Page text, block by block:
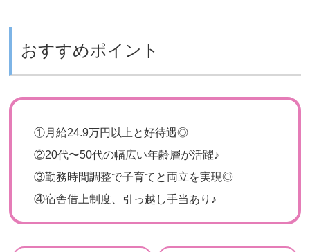
おすすめポイント
①月給24.9万円以上と好待遇◎
②20代〜50代の幅広い年齢層が活躍♪
③勤務時間調整で子育てと両立を実現◎
④宿舎借上制度、引っ越し手当あり♪